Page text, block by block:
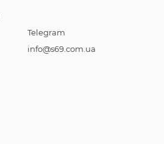
Telegram
info@s69.com.ua